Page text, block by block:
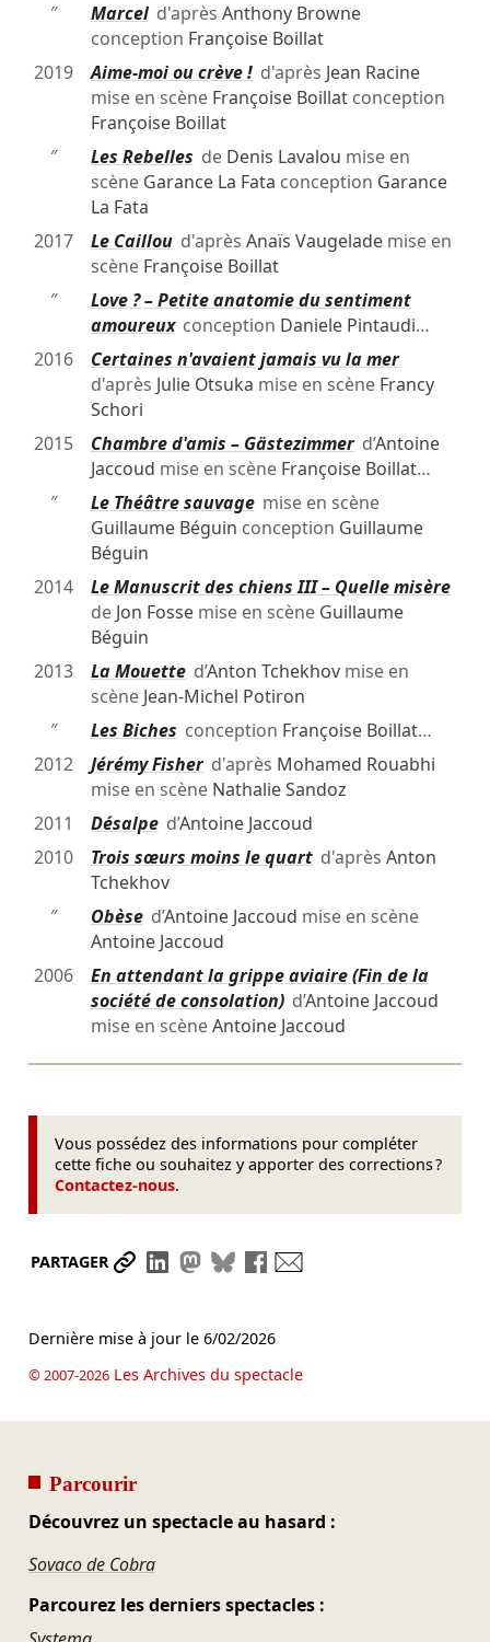
″
Marceld'après Anthony Browne
conception Françoise Boillat
2019
Aime-moi ou crève !d'après Jean Racine
mise en scène Françoise Boillatconception
Françoise Boillat
″
Les Rebelles de Denis Lavalou mise en
scène Garance La Fata conception Garance
La Fata
2017
Le Cailloud'après Anaïs Vaugelademise en
scène Françoise Boillat
″
Love ? – Petite anatomie du sentiment
amoureuxconception Daniele Pintaudi…
2016
Certaines n'avaient jamais vu la mer
d'après Julie Otsuka mise en scène Francy
Schori
2015
Chambre d'amis – Gästezimmerd’Antoine
Jaccoud mise en scène Françoise Boillat…
″
Le Théâtre sauvagemise en scène
Guillaume Béguin conception Guillaume
Béguin
2014
Le Manuscrit des chiens III – Quelle misère
de Jon Fossemise en scène Guillaume
Béguin
2013
La Mouetted’Anton Tchekhovmise en
scène Jean-Michel Potiron
″
Les Biches conception Françoise Boillat…
2012
Jérémy Fisherd'après Mohamed Rouabhi
mise en scène Nathalie Sandoz
2011
Désalped’Antoine Jaccoud
2010
Trois sœurs moins le quartd'après Anton
Tchekhov
″
Obèsed’Antoine Jaccoud mise en scène
Antoine Jaccoud
2006
En attendant la grippe aviaire (Fin de la
société de consolation)d’Antoine Jaccoud
mise en scèneAntoine Jaccoud
Vous possédez des informations pour compléter
cette fiche ou souhaitez y apporter des corrections ?
Contactez-nous.
PARTAGER Partager le lien
Partager sur LinkedIn
Partager sur Mastodon
Partager sur Bluesky
Partager sur Facebook
Dernière mise à jour le 6/02/2026
© 2007-2026Les Archives du spectacle
Parcourir
Découvrez un spectacle au hasard :
Sovaco de Cobra
Parcourez les derniers spectacles :